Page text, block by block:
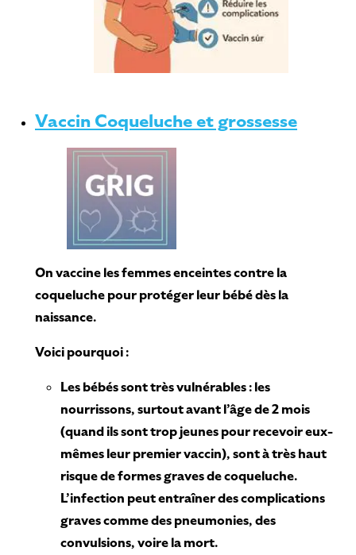
Vaccin Coqueluche et grossesse
On vaccine les femmes enceintes contre la
coqueluche pour protéger leur bébé dès la
naissance.
Voici pourquoi :
Les bébés sont très vulnérables : les
nourrissons, surtout avant l’âge de 2 mois
(quand ils sont trop jeunes pour recevoir eux-
mêmes leur premier vaccin), sont à très haut
risque de formes graves de coqueluche.
L’infection peut entraîner des complications
graves comme des pneumonies, des
convulsions, voire la mort.